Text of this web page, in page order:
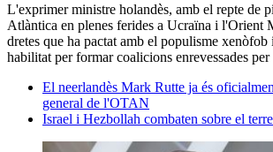
L'exprimer ministre holandès, amb el repte de
Atlàntica en plenes ferides a Ucraïna i l'Orient
dretes que ha pactat amb el populisme xenòfob
habilitat per formar coalicions enrevessades
El neerlandès Mark Rutte ja és
general de l'OTAN
Israel i Hezbollah combaten sobre el